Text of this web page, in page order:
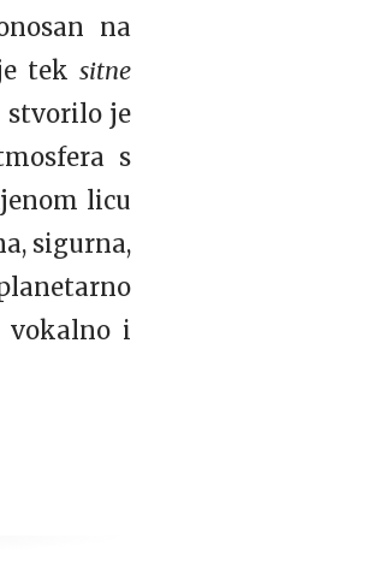
na
tek sitne
stvorilo je
s
licu
sigurna,
vokalno i